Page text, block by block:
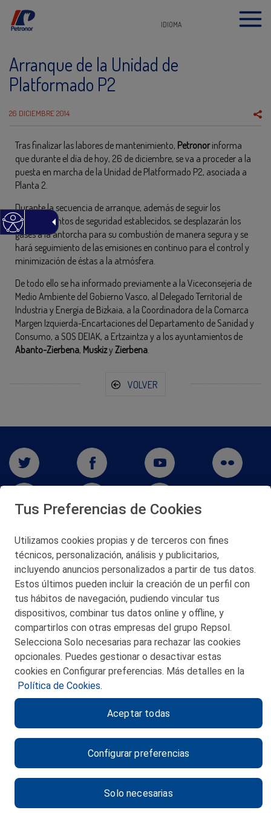
IDIOMA
Arranque de la Unidad de
Platformado P2
26 DICIEMBRE 2014
Tras finalizar las labores de mantenimiento, Petronorinforma
que durante el día de hoy, 26 de diciembre, se va a proceder a la
puesta en marcha de la Unidad de Platformado P2, asociada a
Planta 2.
Durante la secuencia de arranque, además de seguir los
procedimientos de seguridad establecidos, se desplazarán los
gases a la antorcha para su combustión de manera segura y se
hará seguimiento de las emisiones en continuo para el control y
minimización de éstas a la atmósfera.
De todo ello se ha informado previamente a la Viceconsejería de
Medio Ambiente del Gobierno Vasco, al Delegado Territorial de
Industria y Energía de Bizkaia, a la Coordinadora de la Comarca
Margen Izquierda-Encartaciones del Departamento de Sanidad y
Consumo, a SOS DEIAK, a Ertzaintza y a los ayuntamientos de
Abanto-Zierbena, MuskizyZierbena.
VOLVER
San Martín 5-Edificio Muñatones,
48550 Muskiz (Bizkaia)
Telf. 946 357 000
© 2026 Petronor S.A.
CONTACTO
POLITICA DE PRIVACIDAD
AVISO LEGAL
POLITICA DE COOKIES
Tus Preferencias de Cookies
Utilizamos cookies propias y de terceros con fines
técnicos, personalización, análisis y publicitarios,
incluyendo anuncios personalizados a partir de tus datos.
Estos últimos pueden incluir la creación de un perfil con
tus hábitos de navegación, pudiendo vincular tus
dispositivos, combinar tus datos online y offline, y
compartirlos con otras empresas del grupo Repsol.
Selecciona Solo necesarias para rechazar las cookies
opcionales. Puedes gestionar o desactivar estas
cookies en Configurar preferencias. Más detalles en la
Política de Cookies.
Configurar preferencias
Solo necesarias
Aceptar todas